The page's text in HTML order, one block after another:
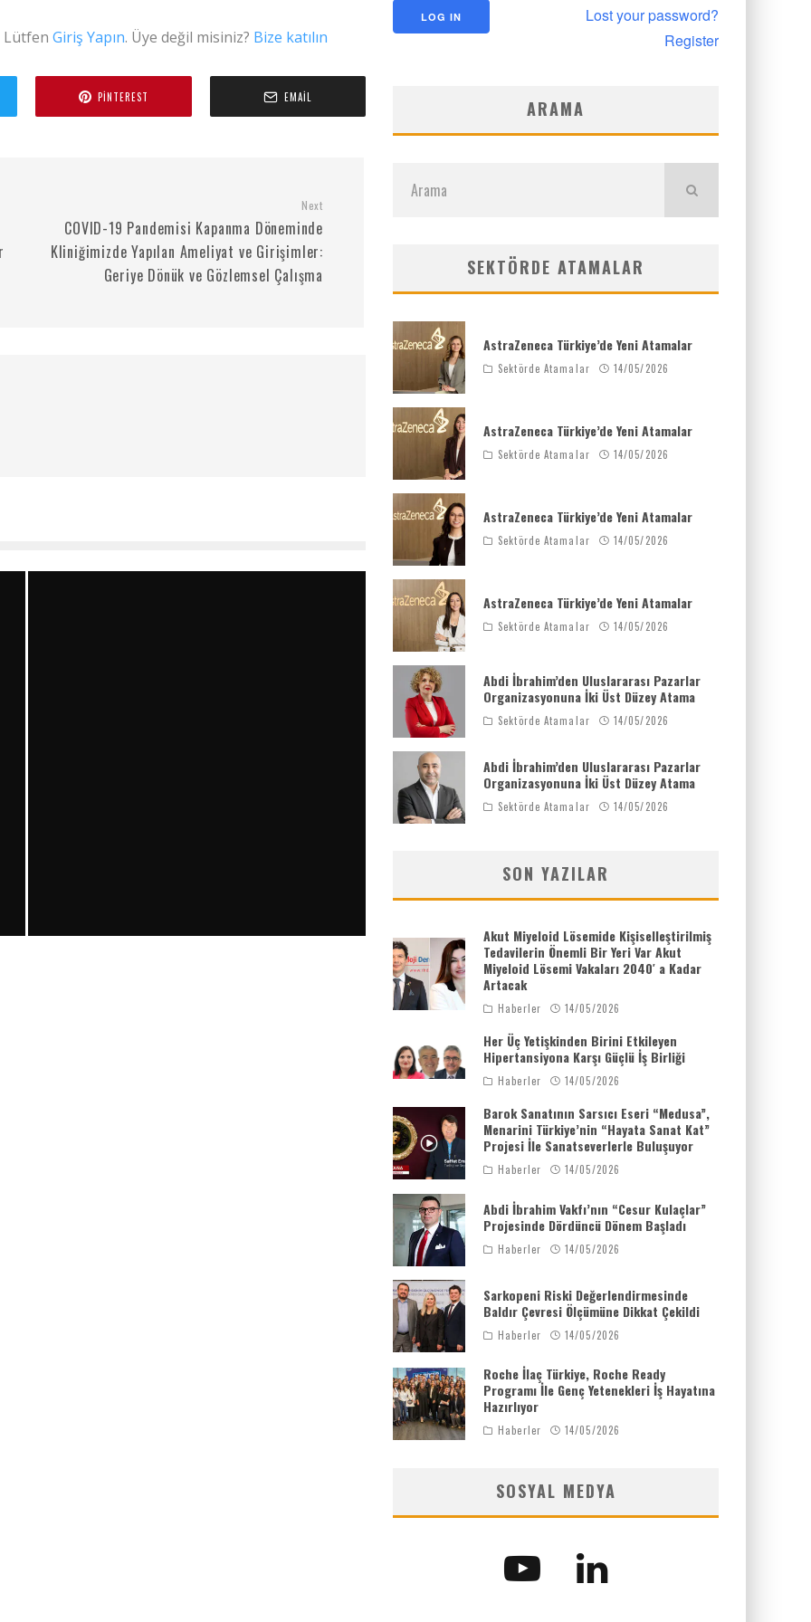
Lütfen Giriş Yapın. Üye değil misiniz? Bize katılın
PINTEREST EMAIL
Next
COVID-19 Pandemisi Kapanma Döneminde
Kliniğimizde Yapılan Ameliyat ve Girişimler:
Geriye Dönük ve Gözlemsel Çalışma
Lost your password?
Register
ARAMA
SEKTÖRDE ATAMALAR
AstraZeneca Türkiye’de Yeni Atamalar
Sektörde Atamalar 14/05/2026
AstraZeneca Türkiye’de Yeni Atamalar
Sektörde Atamalar 14/05/2026
AstraZeneca Türkiye’de Yeni Atamalar
Sektörde Atamalar 14/05/2026
AstraZeneca Türkiye’de Yeni Atamalar
Sektörde Atamalar 14/05/2026
Abdi İbrahim’den Uluslararası Pazarlar
Organizasyonuna İki Üst Düzey Atama
Sektörde Atamalar 14/05/2026
Abdi İbrahim’den Uluslararası Pazarlar
Organizasyonuna İki Üst Düzey Atama
Sektörde Atamalar 14/05/2026
SON YAZILAR
Akut Miyeloid Lösemide Kişiselleştirilmiş
Tedavilerin Önemli Bir Yeri Var Akut
Miyeloid Lösemi Vakaları 2040′ a Kadar
Artacak
Haberler 14/05/2026
Her Üç Yetişkinden Birini Etkileyen
Hipertansiyona Karşı Güçlü İş Birliği
Haberler 14/05/2026
Barok Sanatının Sarsıcı Eseri “Medusa”,
Menarini Türkiye’nin “Hayata Sanat Kat”
Projesi İle Sanatseverlerle Buluşuyor
Haberler 14/05/2026
Abdi İbrahim Vakfı’nın “Cesur Kulaçlar”
Projesinde Dördüncü Dönem Başladı
Haberler 14/05/2026
Sarkopeni Riski Değerlendirmesinde
Baldır Çevresi Ölçümüne Dikkat Çekildi
Haberler 14/05/2026
Roche İlaç Türkiye, Roche Ready
Programı İle Genç Yetenekleri İş Hayatına
Hazırlıyor
Haberler 14/05/2026
SOSYAL MEDYA